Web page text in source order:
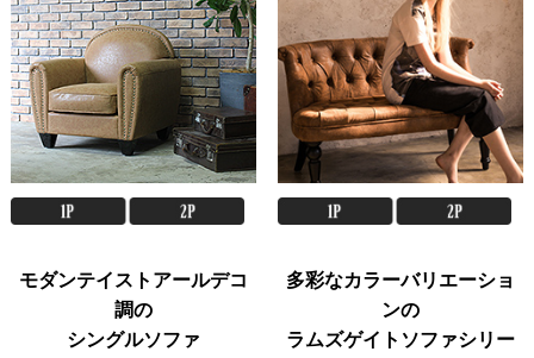
モダンテイストアールデコ
調の
シングルソファ
多彩なカラーバリエーショ
ンの
ラムズゲイトソファシリー